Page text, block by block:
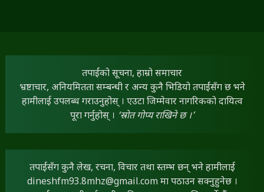
तपाईंको सूचना, हाम्रो समाचार
भ्रष्टाचार, अनियमितता सम्बन्धी र अन्य कुनै भिडियो तपाईंसँग छ भने
हामीलाई उपलब्ध गराउनुहोस् । एउटा जिम्मेवार नागरिकको दायित्व
पूरा गर्नुहोस् । ‘स्रोत गोप्य राखिने छ ।’
तपाईंसँग कुनै लेख, रचना, विचार तथा स्तम्भ छन् भने हामीलाई
dineshfm93.8mhz@gmail.comमा पठाउन सक्नुहुनेछ ।